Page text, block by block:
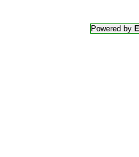
Powered by